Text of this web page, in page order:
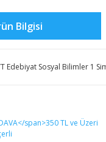
Bilgisi
Edebiyat Sosyal Bilimler 1
için teşekkür ederiz.